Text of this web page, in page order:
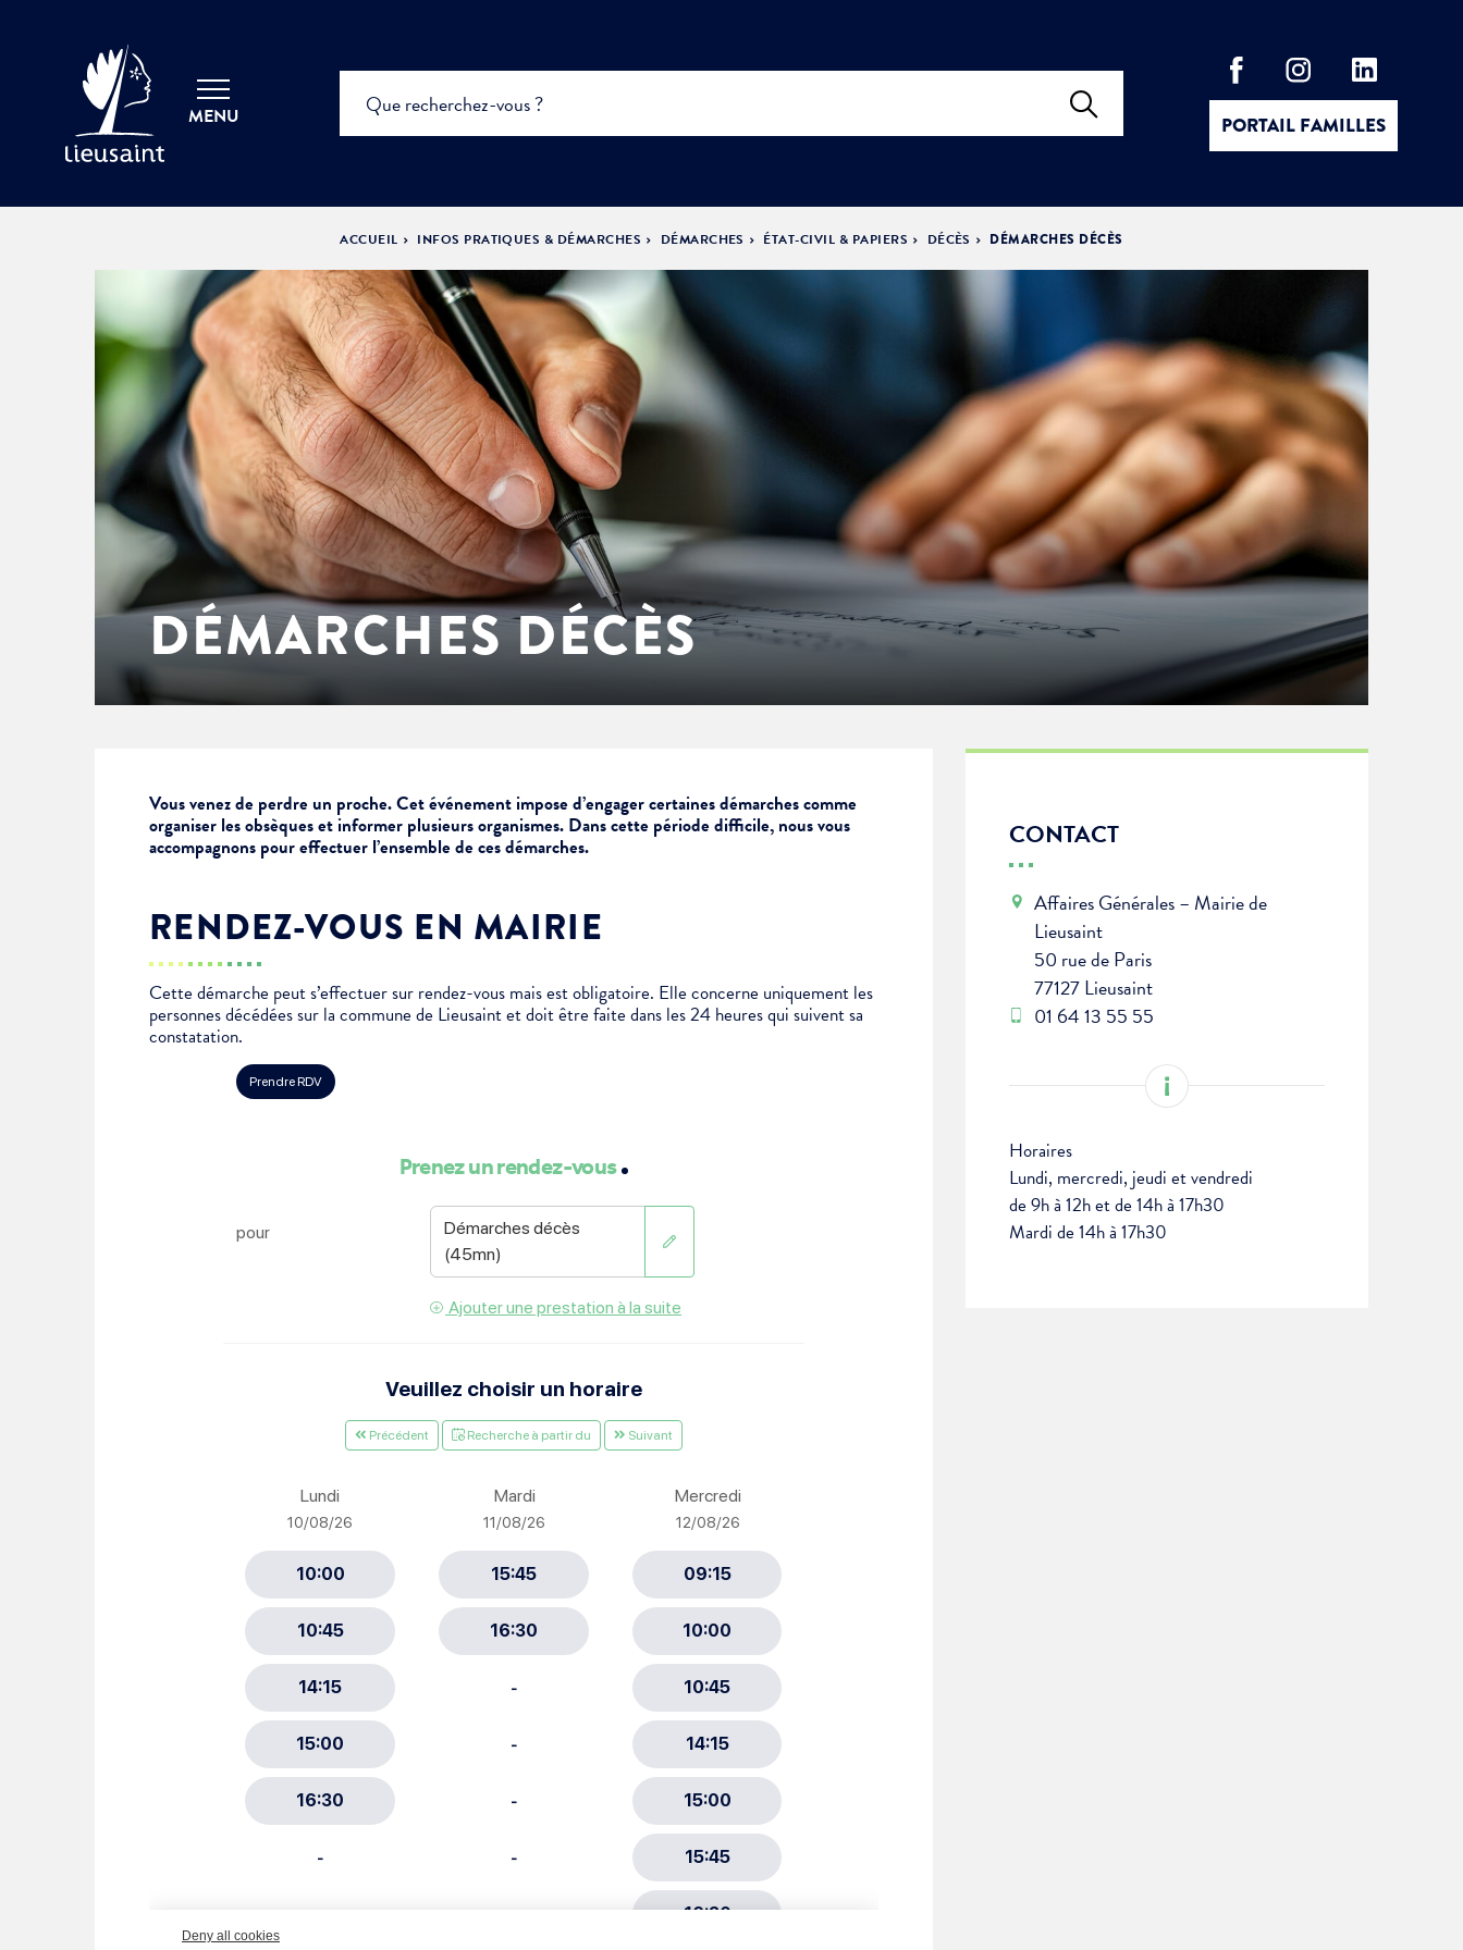
MENU PORTAIL FAMILLES
INFOS
PRATIQUES &
DÉMARCHES
Enfance & jeunesse
Cadre de vie
Culture
Solidarité
Annuaires & carte interactive
Je suis senior
Je suis étudiant
Famille
Logement
État-civil & papiers
Location de salles
Urbanisme
ACTUALITÉS &
ÉVÈNEMENTS
Élus du conseil municipal
Séances du Conseil municipal
Actes administratifs
Ville bienveillante
Ville éducative
Ville écologique
ACCUEIL INFOS PRATIQUES & DÉMARCHES DÉMARCHES ÉTAT-CIVIL & PAPIERS DÉCÈS DÉMARCHES DÉCÈS
DÉMARCHES DÉCÈS
Vous venez de perdre un proche. Cet événement impose d’engager certaines démarches comme
organiser les obsèques et informer plusieurs organismes. Dans cette période difficile, nous vous
accompagnons pour effectuer l’ensemble de ces démarches.
RENDEZ-VOUS EN MAIRIE
Cette démarche peut s’effectuer sur rendez-vous mais est obligatoire. Elle concerne uniquement les
personnes décédées sur la commune de Lieusaint et doit être faite dans les 24 heures qui suivent sa
constatation.
CONTACT
Affaires Générales – Mairie de
Lieusaint
50 rue de Paris
77127 Lieusaint
01 64 13 55 55
Horaires
Lundi, mercredi, jeudi et vendredi
de 9h à 12h et de 14h à 17h30
Mardi de 14h à 17h30